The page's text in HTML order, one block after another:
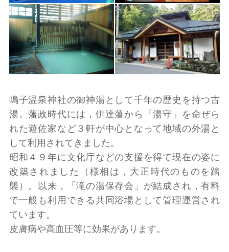
鳴子温泉神社の御神湯として千年の歴史を持つ古
湯。藩政時代には，伊達藩から「湯守」を命ぜら
れた遊佐家など３軒が中心となって地域の外湯と
して利用されてきました。
昭和４９年に文化庁などの支援を得て現在の姿に
改築されました（様相は，大正時代のものを踏
襲）。以来，「滝の湯保存会」が結成され，有料
で一般も利用できる共同浴場として管理運営され
ています。
皮膚病や高血圧等に効果があります。